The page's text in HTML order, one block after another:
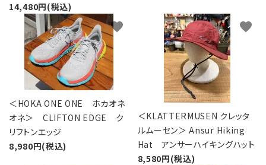
14,480円(税込)
＜HOKA ONE ONE ホカオネ
オネ＞ CLIFTON EDGE ク
リフトンエッジ
8,980円(税込)
favorite
＜KLATTERMUSEN クレッタ
ルムーセン＞ Ansur Hiking
Hat アンサーハイキングハット
8,580円(税込)
favorite